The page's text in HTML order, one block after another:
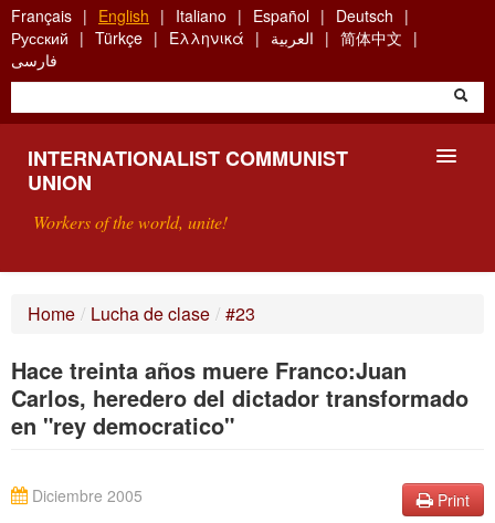
Skip
to
main
content
Français English Italiano Español
Deutsch
Русский
Türkçe Ελληνικά العربية
简体中文
فارسی
INTERNATIONALIST COMMUNIST
UNION
Workers of the world, unite!
SEARCH
CONTACT
Home / Lucha de clase / #23
Hace treinta años muere Franco:Juan
Carlos, heredero del dictador transformado
en "rey democratico"
Print
Diciembre 2005